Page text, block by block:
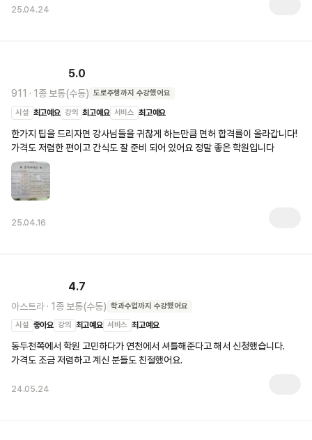
25.04.24
5.0
911 · 1종 보통(수동) 도로주행까지 수강했어요
시설 최고예요 강의 최고예요 서비스 최고예요
한가지 팁을 드리자면 강사님들을 귀찮게 하는만큼 면허 합격률이 올라갑니다!
가격도 저렴한 편이고 간식도 잘 준비 되어 있어요 정말 좋은 학원입니다
25.04.16
4.7
아스트라 · 1종 보통(수동) 학과수업까지 수강했어요
시설 좋아요 강의 최고예요 서비스 최고예요
동두천쪽에서 학원 고민하다가 연천에서 셔틀해준다고 해서 신청했습니다.
가격도 조금 저렴하고 계신 분들도 친절했어요.
24.05.24